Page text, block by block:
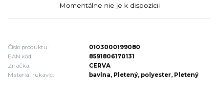
Momentálne nie je k dispozícii
Číslo produktu:
0103000199080
EAN kód:
8591806170131
Značka:
CERVA
Materiál rukavíc:
bavlna, Pletený, polyester, Pletený